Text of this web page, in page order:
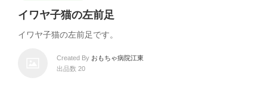
イワヤ子猫の左前足
イワヤ子猫の左前足です。
Created By おもちゃ病院江東
出品数 20